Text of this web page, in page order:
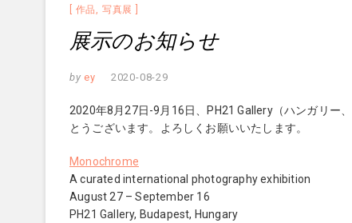
作品 , 写真展
展示のお知らせ
by ey 2020-08-29
2020年8月27日-9月16日、PH21 Gallery（ハンガリー
とうございます。よろしくお願いいたします。
Monochrome
A curated international photography exhibition
August 27 – September 16
PH21 Gallery, Budapest, Hungary